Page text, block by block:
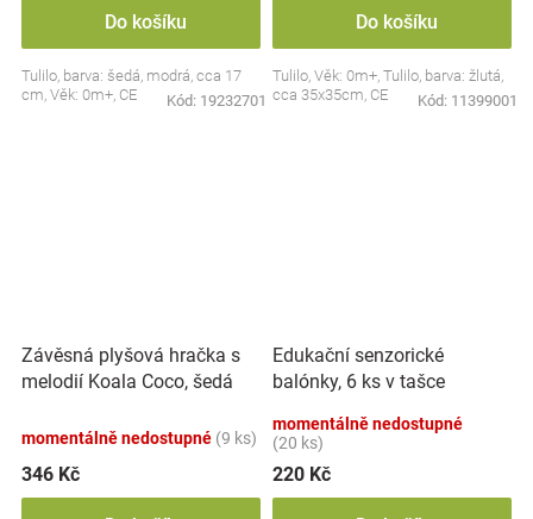
Do košíku
Tulilo, barva: šedá, modrá, cca 17
cm, Věk: 0m+, CE
Kód: 19232701
Do košíku
Tulilo, Věk: 0m+, Tulilo, barva: žlutá,
cca 35x35cm, CE
Kód: 11399001
Závěsná plyšová hračka s
melodií Koala Coco, šedá
momentálně nedostupné (9 ks)
346 Kč
Edukační senzorické
balónky, 6 ks v tašce
momentálně nedostupné
(20 ks)
220 Kč